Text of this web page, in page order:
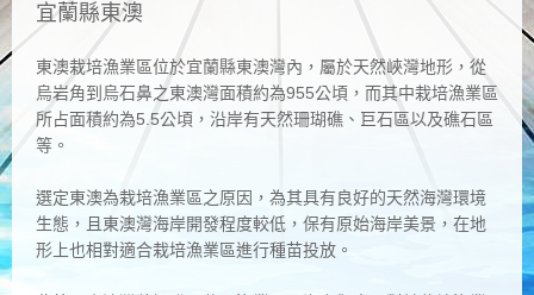
​宜蘭縣東澳
東澳栽培漁業區位於宜蘭縣東澳灣內，屬於天然峽灣地形，從
烏岩角到烏石鼻之東澳灣面積約為955公頃，而其中栽培漁業區
所占面積約為5.5公頃，沿岸有天然珊瑚礁、巨石區以及礁石區
等。
選定東澳為栽培漁業區之原因，為其具有良好的天然海灣環境
生態，且東澳灣海岸開發程度較低，保有原始海岸美景，在地
形上也相對適合栽培漁業區進行種苗投放。